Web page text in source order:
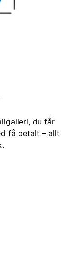
du får
få betalt – allt